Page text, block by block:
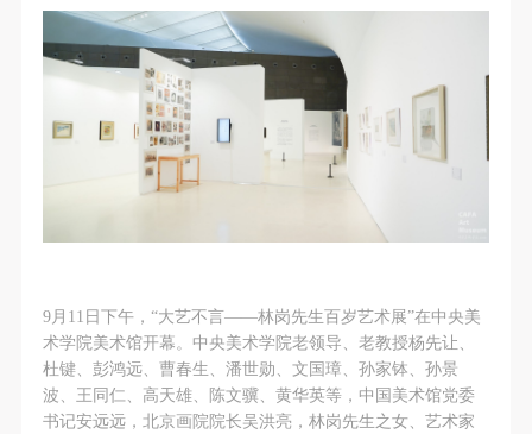
9月11日下午，“大艺不言——林岗先生百岁艺术展”在中央美
术学院美术馆开幕。中央美术学院老领导、老教授杨先让、
杜键、彭鸿远、曹春生、潘世勋、文国璋、孙家钵、孙景
波、王同仁、高天雄、陈文骥、黄华英等，中国美术馆党委
书记安远远，北京画院院长吴洪亮，林岗先生之女、艺术家
衍生品的安全。活动中一旦因个人原因造成美术馆场
地、空间、艺术品、衍生品等受到不同程度的损失、
破坏。活动中任何非事故当事人及美术馆将不承担相
应的责任与损失，应由参与活动者根据相应的法律条
文、组织规定进行协商和赔偿。并追究相应的法律责
任和经济责任。
参与活动者在参与活动时应当在美术馆工作人员及活
及到的绘画工具、创作材料及配套设备、设施，若参
与者因个人原因在使用相应绘画工具、创作材料及配
套设备、设施造成个人受伤、伤害他人及造成相应工
具、材料、设备或设施的故障或损坏。参与活动者应
衍生品的安全。活动中一旦因个人原因造成美术馆场
地、空间、艺术品、衍生品等受到不同程度的损失、
破坏。活动中任何非事故当事人及美术馆将不承担相
应的责任与损失，应由参与活动者根据相应的法律条
文、组织规定进行协商和赔偿。并追究相应的法律责
任和经济责任。
参与活动者在参与活动时应当在美术馆工作人员及活
及到的绘画工具、创作材料及配套设备、设施，若参
与者因个人原因在使用相应绘画工具、创作材料及配
套设备、设施造成个人受伤、伤害他人及造成相应工
具、材料、设备或设施的故障或损坏。参与活动者应
衍生品的安全。活动中一旦因个人原因造成美术馆场
地、空间、艺术品、衍生品等受到不同程度的损失、
破坏。活动中任何非事故当事人及美术馆将不承担相
应的责任与损失，应由参与活动者根据相应的法律条
文、组织规定进行协商和赔偿。并追究相应的法律责
任和经济责任。
参与活动者在参与活动时应当在美术馆工作人员及活
及到的绘画工具、创作材料及配套设备、设施，若参
与者因个人原因在使用相应绘画工具、创作材料及配
套设备、设施造成个人受伤、伤害他人及造成相应工
具、材料、设备或设施的故障或损坏。参与活动者应